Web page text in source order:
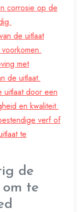
corrosie op de
de uitlaat
met
de uitlaat.
uitlaat door een
en kwaliteit.
verf of
te
de
te